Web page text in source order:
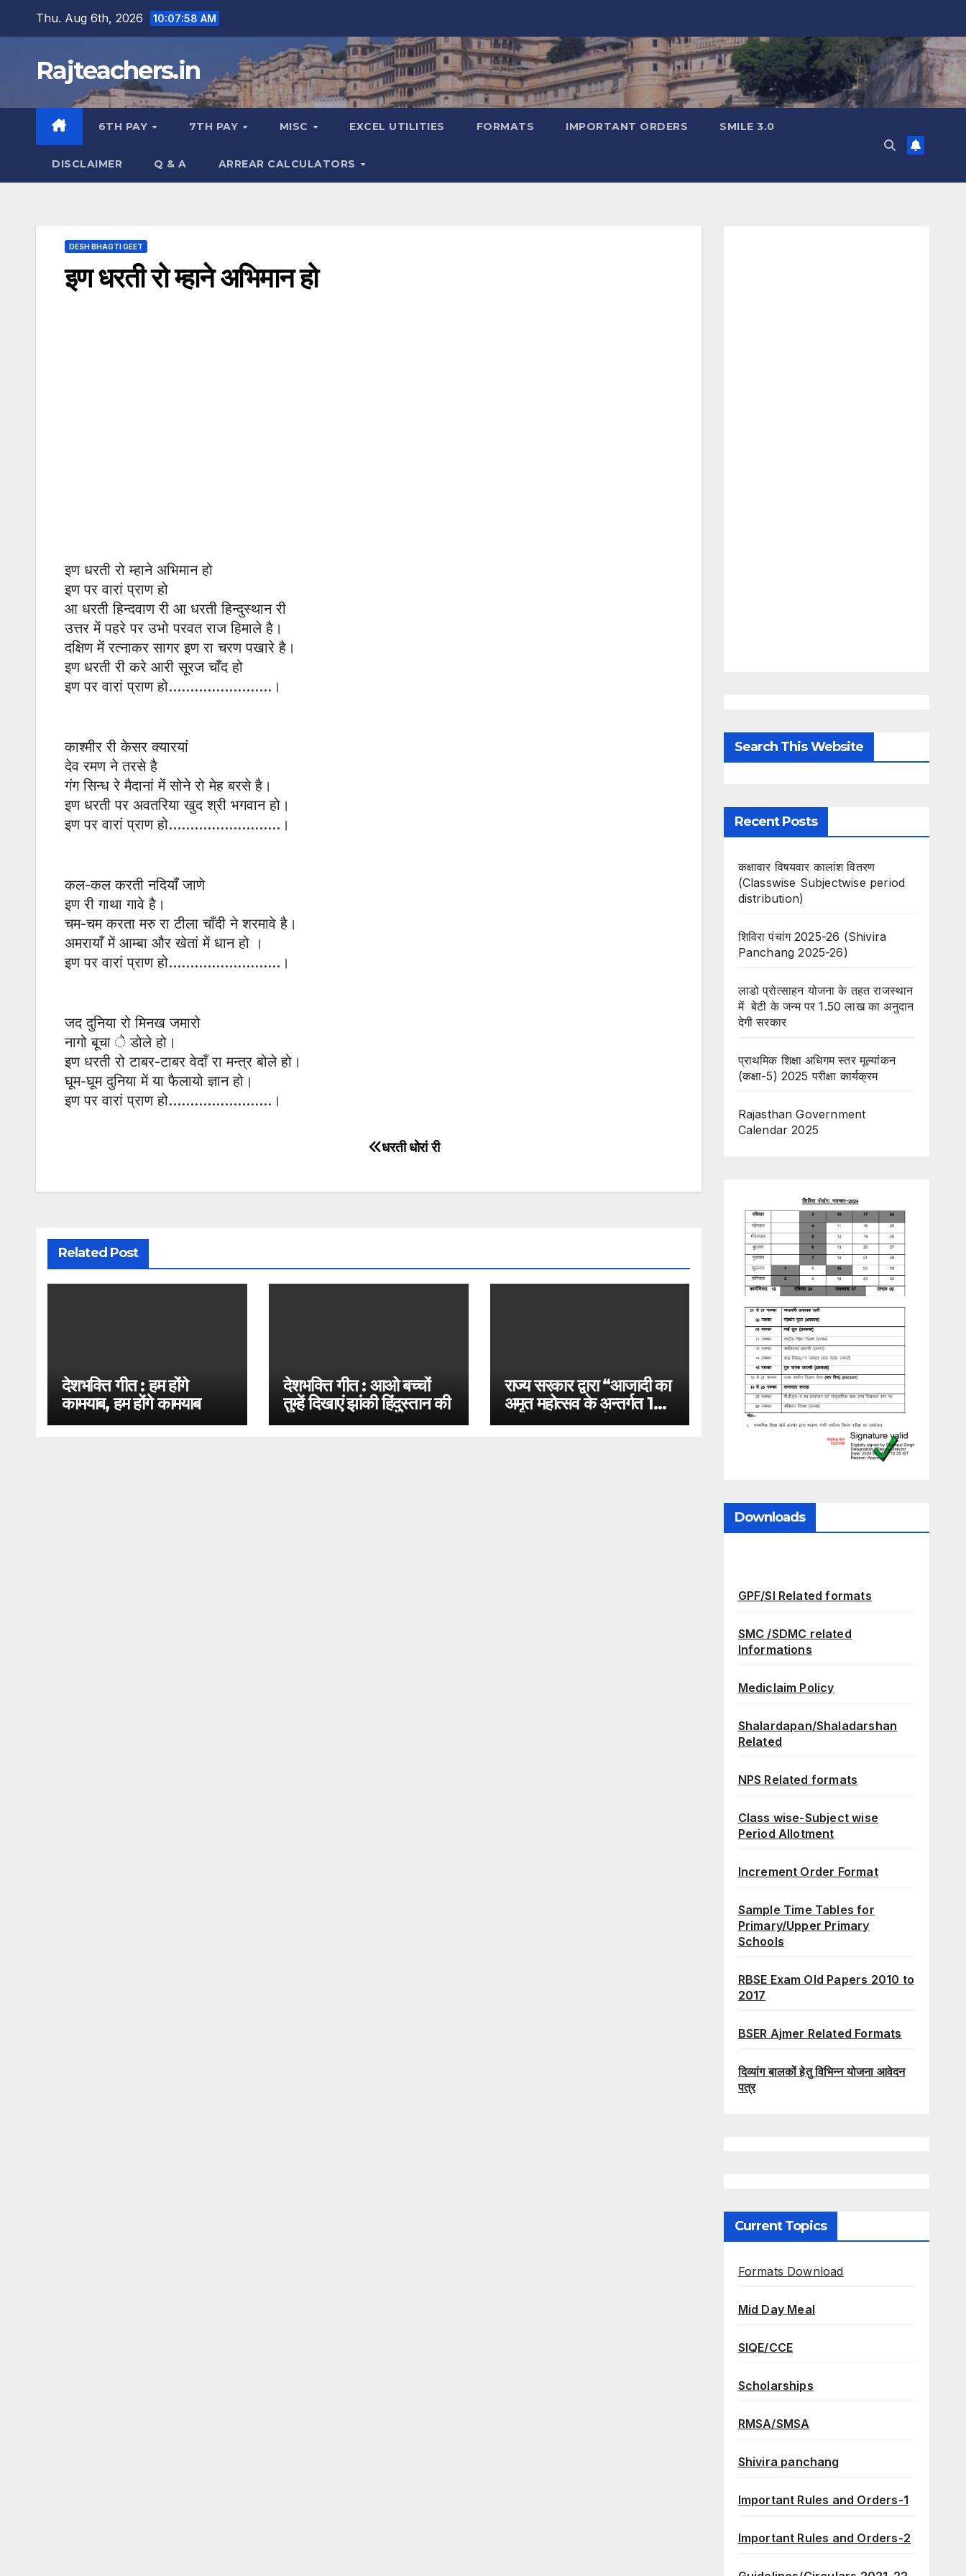
Thu. Aug 6th, 2026 10:07:59 AM
Rajteachers.in
6TH PAY 7TH PAY MISC EXCEL UTILITIES FORMATS IMPORTANT ORDERS SMILE 3.0
DISCLAIMER Q & A ARREAR CALCULATORS
DESH BHAGTI GEET
इण धरती रो म्हाने अभिमान हो
इण धरती रो म्हाने अभिमान हो
इण पर वारां प्राण हो
आ धरती हिन्दवाण री आ धरती हिन्दुस्थान री
उत्तर में पहरे पर उभो परवत राज हिमाले है।
दक्षिण में रत्नाकर सागर इण रा चरण पखारे है।
इण धरती री करे आरी सूरज चाँद हो
इण पर वारां प्राण हो……………………।
काश्मीर री केसर क्यारयां
देव रमण ने तरसे है
गंग सिन्ध रे मैदानां में सोने रो मेह बरसे है।
इण धरती पर अवतरिया खुद श्री भगवान हो।
इण पर वारां प्राण हो……………………..।
कल-कल करती नदियाँ जाणे
इण री गाथा गावे है।
चम-चम करता मरु रा टीला चाँदी ने शरमावे है।
अमरायाँ में आम्बा और खेतां में धान हो ।
इण पर वारां प्राण हो……………………..।
जद दुनिया रो मिनख जमारो
नागो बूचा े डोले हो।
इण धरती रो टाबर-टाबर वेदाँ रा मन्त्र बोले हो।
घूम-घूम दुनिया में या फैलायो ज्ञान हो।
इण पर वारां प्राण हो……………………।
धरती धोरां री
Related Post
देशभक्ति गीत : हम होंगे
कामयाब, हम होंगे कामयाब
देशभक्ति गीत : आओ बच्चों
तुम्हें दिखाएं झांकी हिंदुस्तान की
राज्य सरकार द्वारा “आजादी का
अमृत महोत्सव के अन्तर्गत 12
अगस्त, 2022 को प्रातः
Search This Website
Recent Posts
कक्षावार विषयवार कालांश वितरण
(Classwise Subjectwise period
distribution)
शिविरा पंचांग 2025-26 (Shivira
Panchang 2025-26)
लाडो प्रोत्साहन योजना के तहत राजस्थान
में बेटी के जन्म पर 1.50 लाख का अनुदान
देगी सरकार
प्राथमिक शिक्षा अधिगम स्तर मूल्यांकन
(कक्षा-5) 2025 परीक्षा कार्यक्रम
Rajasthan Government
Calendar 2025
Downloads
GPF/SI Related formats
SMC /SDMC related
Informations
Mediclaim Policy
Shalardapan/Shaladarshan
Related
NPS Related formats
Class wise-Subject wise
Period Allotment
Increment Order Format
Sample Time Tables for
Primary/Upper Primary
Schools
RBSE Exam Old Papers 2010 to
2017
BSER Ajmer Related Formats
दिव्यांग बालकों हेतु विभिन्न योजना आवेदन
पत्र
Current Topics
Formats Download
Mid Day Meal
SIQE/CCE
Scholarships
RMSA/SMSA
Shivira panchang
Important Rules and Orders-1
Important Rules and Orders-2